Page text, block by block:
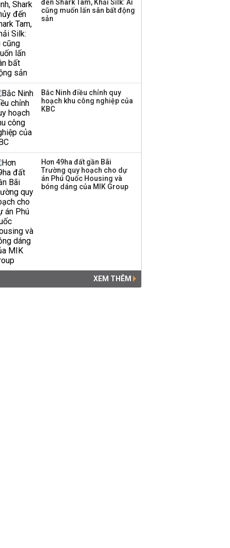
TPBank Biz
đến Shark Tam, Khải Silk: Ai
cũng muốn lấn sân bất động
sản
Bắc Ninh điều chỉnh quy
hoạch khu công nghiệp của
KBC
Hơn 49ha đất gần Bãi
Trường quy hoạch cho dự
án Phú Quốc Housing và
bóng dáng của MIK Group
XEM THÊM